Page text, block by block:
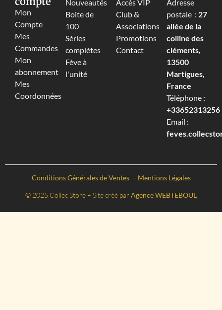
Mon
Compte
Mes
Commandes
Mon
abonnement
Mes
Coordonnées
Nouveautés
Boite de
100
Séries
complètes
Fève à
l'unité
Accès VIP
Club &
Associations
Promotions
Contact
Adresse
postale : 27
allée de la
colline des
cléments,
13500
Martigues,
France
Téléphone :
+33652313256‬
Email :
Conditions Générales de Ventes – Mentions Légales
© 2025 Collec Store – Site créé par Agence WEBTEBOUL